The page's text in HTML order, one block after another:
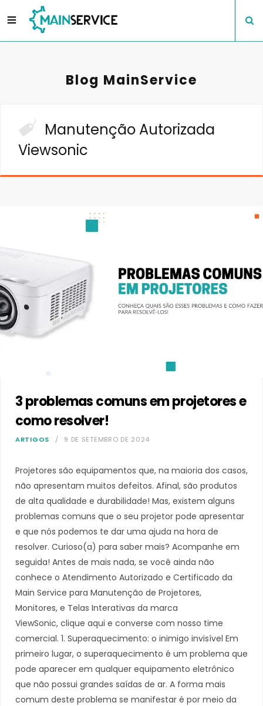
Blog MainService
Manutenção Autorizada
Viewsonic
3 problemas comuns em projetores e
como resolver!
ARTIGOS 9 DE SETEMBRO DE 2024
Projetores são equipamentos que, na maioria dos casos,
não apresentam muitos defeitos. Afinal, são produtos
de alta qualidade e durabilidade! Mas, existem alguns
problemas comuns que o seu projetor pode apresentar
e que nós podemos te dar uma ajuda na hora de
resolver. Curioso(a) para saber mais? Acompanhe em
seguida! Antes de mais nada, se você ainda não
conhece o Atendimento Autorizado e Certificado da
Main Service para Manutenção de Projetores,
Monitores, e Telas Interativas da marca
ViewSonic, clique aqui e converse com nosso time
comercial. 1. Superaquecimento: o inimigo invisível Em
primeiro lugar, o superaquecimento é um problema que
pode aparecer em qualquer equipamento eletrônico
que não possui grandes saídas de ar. A forma mais
comum deste problema se manifestar é por meio da